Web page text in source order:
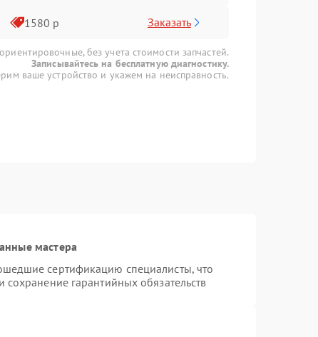
1580 р Заказать
без учета стоимости запчастей.
Записывайтесь на бесплатную диагностику.
ваше устройство и укажем на неисправность.
мастера
сертификацию специалисты, что
гарантийных обязательств